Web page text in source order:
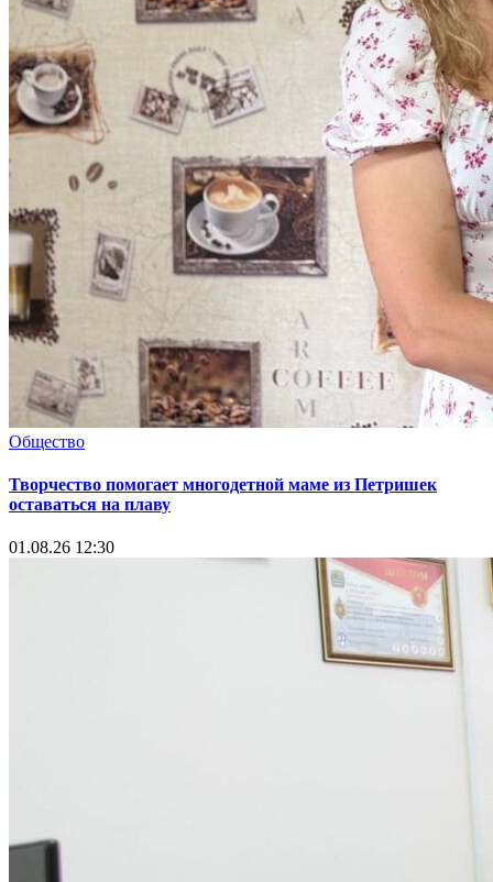
Общество
Творчество помогает многодетной маме из Петришек
оставаться на плаву
01.08.26 12:30